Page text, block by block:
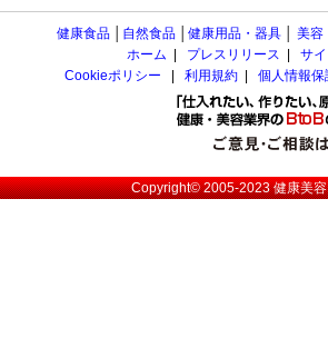
健康食品 自然食品 健康用品・器具 美容
ホーム
プレスリリース
サ
Cookieポリシー
利用規約 個人情報
Copyright© 2005-2023健康美